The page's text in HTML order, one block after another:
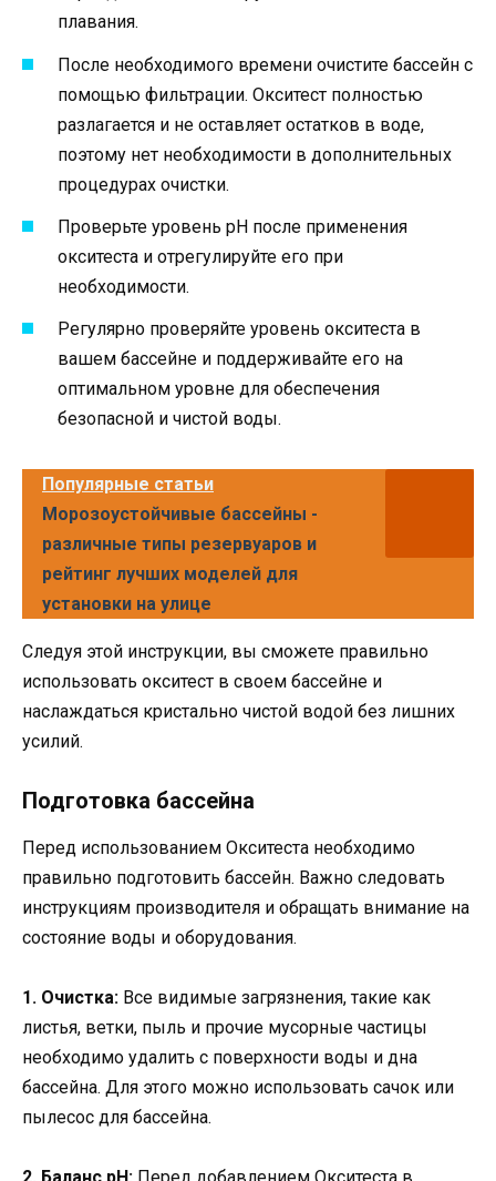
плавания.
После необходимого времени очистите бассейн с
помощью фильтрации. Окситест полностью
разлагается и не оставляет остатков в воде,
поэтому нет необходимости в дополнительных
процедурах очистки.
Проверьте уровень pH после применения
окситеста и отрегулируйте его при
необходимости.
Регулярно проверяйте уровень окситеста в
вашем бассейне и поддерживайте его на
оптимальном уровне для обеспечения
безопасной и чистой воды.
Популярные статьи
Морозоустойчивые бассейны -
различные типы резервуаров и
рейтинг лучших моделей для
установки на улице
Следуя этой инструкции, вы сможете правильно
использовать окситест в своем бассейне и
наслаждаться кристально чистой водой без лишних
усилий.
Подготовка бассейна
Перед использованием Окситеста необходимо
правильно подготовить бассейн. Важно следовать
инструкциям производителя и обращать внимание на
состояние воды и оборудования.
1. Очистка: Все видимые загрязнения, такие как
листья, ветки, пыль и прочие мусорные частицы
необходимо удалить с поверхности воды и дна
бассейна. Для этого можно использовать сачок или
пылесос для бассейна.